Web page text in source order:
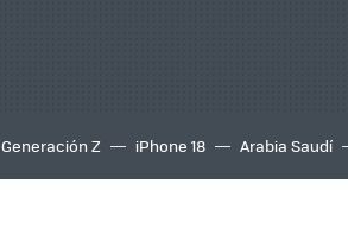
Generación Z iPhone 18 Arabia Saudí